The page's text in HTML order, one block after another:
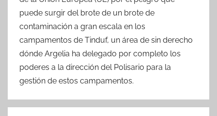
puede surgir del brote de un brote de
contaminación a gran escala en los
campamentos de Tinduf, un área de sin derecho
dónde Argelia ha delegado por completo los
poderes a la dirección del Polisario para la
gestión de estos campamentos.